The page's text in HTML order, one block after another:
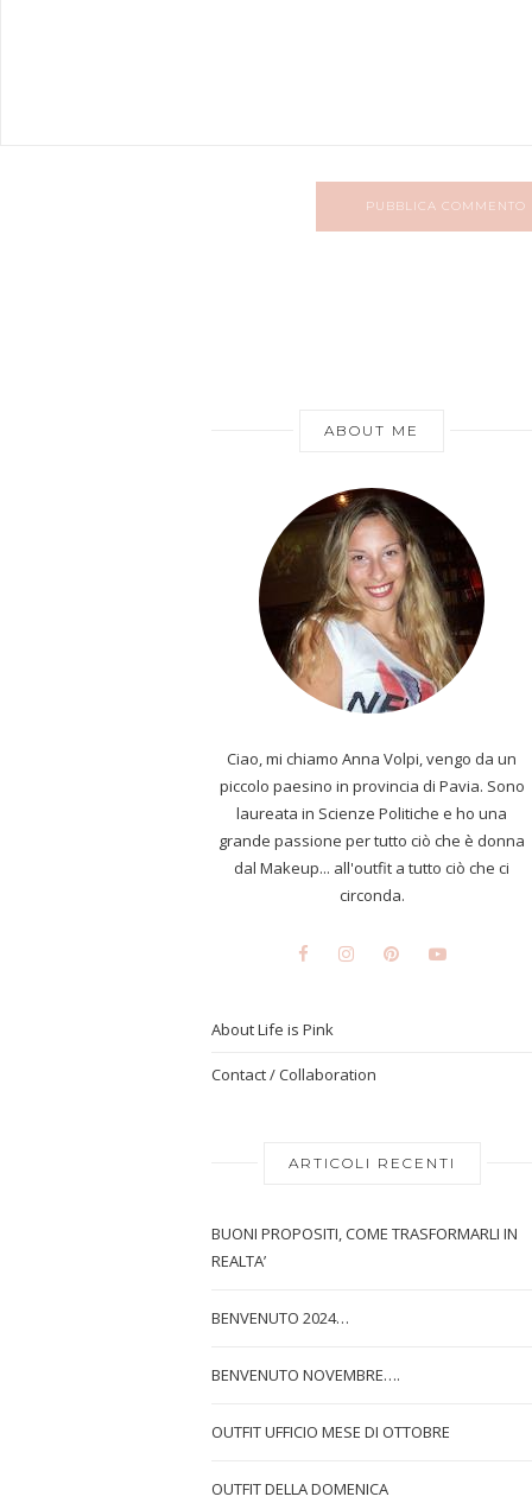
PUBBLICA COMMENTO
ABOUT ME
Ciao, mi chiamo Anna Volpi, vengo da un
piccolo paesino in provincia di Pavia. Sono
laureata in Scienze Politiche e ho una
grande passione per tutto ciò che è donna
dal Makeup... all'outfit a tutto ciò che ci
circonda.
About Life is Pink
Contact / Collaboration
ARTICOLI RECENTI
BUONI PROPOSITI, COME TRASFORMARLI IN
REALTA’
BENVENUTO 2024…
BENVENUTO NOVEMBRE….
OUTFIT UFFICIO MESE DI OTTOBRE
OUTFIT DELLA DOMENICA